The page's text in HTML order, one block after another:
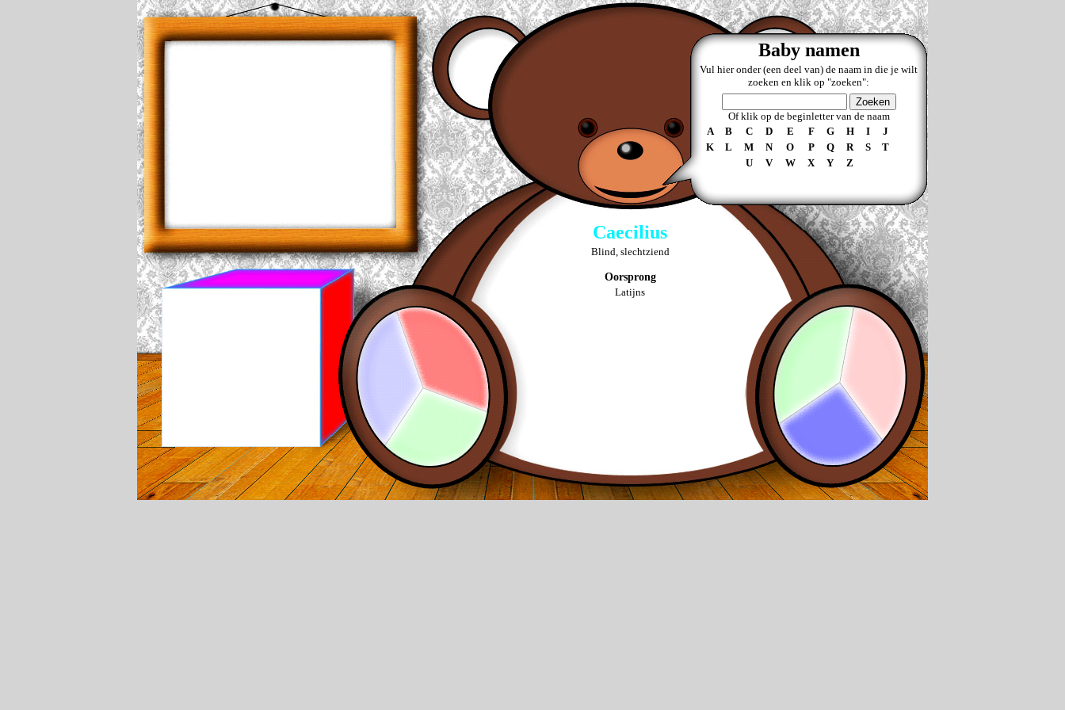
Caecilius
Blind, slechtziend
Oorsprong
Latijns
Baby namen
Vul hier onder (een deel van) de naam in die je wilt
zoeken en klik op "zoeken":
Of klik op de beginletter van de naam
A
B C D E F G H I
J
K
L M N O P Q R S
T
U
V W X Y Z